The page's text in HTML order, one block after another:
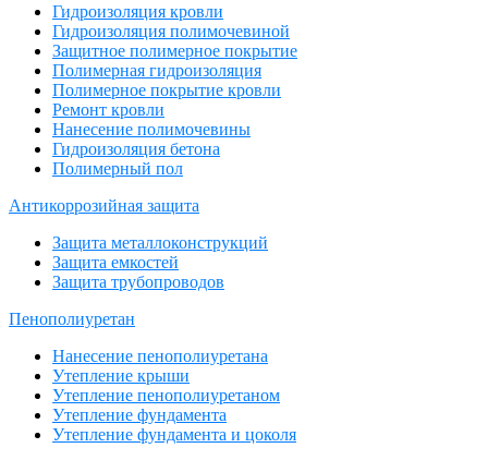
Гидроизоляция кровли
Гидроизоляция полимочевиной
Защитное полимерное покрытие
Полимерная гидроизоляция
Полимерное покрытие кровли
Ремонт кровли
Нанесение полимочевины
Гидроизоляция бетона
Полимерный пол
Антикоррозийная защита
Защита металлоконструкций
Защита емкостей
Защита трубопроводов
Пенополиуретан
Нанесение пенополиуретана
Утепление крыши
Утепление пенополиуретаном
Утепление фундамента
Утепление фундамента и цоколя